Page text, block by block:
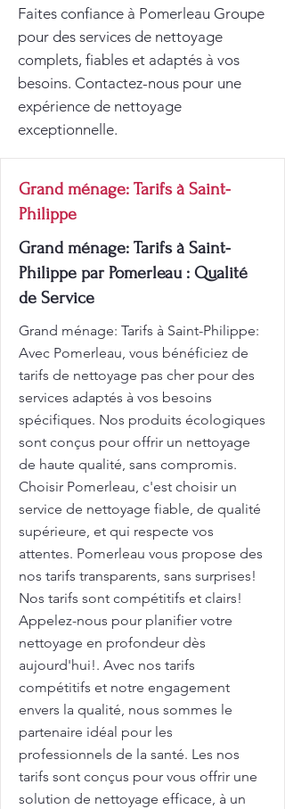
Faites confiance à Pomerleau Groupe
pour des services de nettoyage
complets, fiables et adaptés à vos
besoins. Contactez-nous pour une
expérience de nettoyage
exceptionnelle.
Grand ménage: Tarifs à Saint-
Philippe
Grand ménage: Tarifs à Saint-
Philippe par Pomerleau : Qualité
de Service
Grand ménage: Tarifs à Saint-Philippe:
Avec Pomerleau, vous bénéficiez de
tarifs de nettoyage pas cher pour des
services adaptés à vos besoins
spécifiques. Nos produits écologiques
sont conçus pour offrir un nettoyage
de haute qualité, sans compromis.
Choisir Pomerleau, c'est choisir un
service de nettoyage fiable, de qualité
supérieure, et qui respecte vos
attentes. Pomerleau vous propose des
nos tarifs transparents, sans surprises!
Nos tarifs sont compétitifs et clairs!
Appelez-nous pour planifier votre
nettoyage en profondeur dès
aujourd'hui!. Avec nos tarifs
compétitifs et notre engagement
envers la qualité, nous sommes le
partenaire idéal pour les
professionnels de la santé. Les nos
tarifs sont conçus pour vous offrir une
solution de nettoyage efficace, à un